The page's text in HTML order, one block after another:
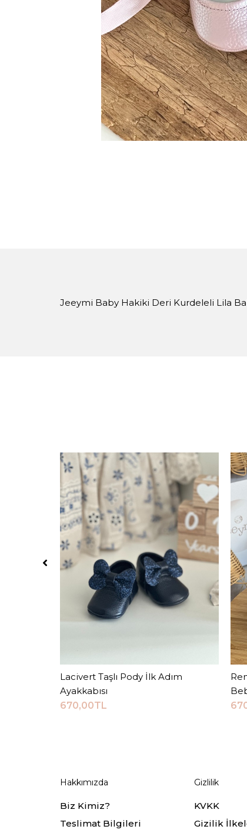
Jeeymi Baby Hakiki Deri Kurdeleli Lila
Sepete Ekle
Lacivert Taşlı Pody İlk Adım
Ayakkabısı
670,00TL
Hakkımızda
Biz Kimiz?
Teslimat Bilgileri
Gizlilik
KVKK
Gizilik